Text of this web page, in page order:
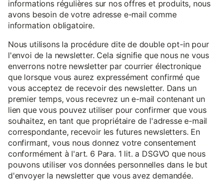
informations régulières sur nos offres et produits, nous
avons besoin de votre adresse e-mail comme
information obligatoire.
Nous utilisons la procédure dite de double opt-in pour
l'envoi de la newsletter. Cela signifie que nous ne vous
enverrons notre newsletter par courrier électronique
que lorsque vous aurez expressément confirmé que
vous acceptez de recevoir des newsletter. Dans un
premier temps, vous recevrez un e-mail contenant un
lien que vous pouvez utiliser pour confirmer que vous
souhaitez, en tant que propriétaire de l'adresse e-mail
correspondante, recevoir les futures newsletters. En
confirmant, vous nous donnez votre consentement
conformément à l'art. 6 Para. 1 lit. a DSGVO que nous
pouvons utiliser vos données personnelles dans le but
d'envoyer la newsletter que vous avez demandée.